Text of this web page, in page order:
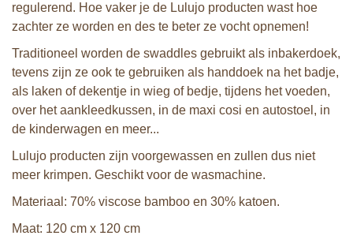
regulerend. Hoe vaker je de Lulujo producten wast hoe
zachter ze worden en des te beter ze vocht opnemen!
Traditioneel worden de swaddles gebruikt als inbakerdoek,
tevens zijn ze ook te gebruiken als handdoek na het badje,
als laken of dekentje in wieg of bedje, tijdens het voeden,
over het aankleedkussen, in de maxi cosi en autostoel, in
de kinderwagen en meer...
Lulujo producten zijn voorgewassen en zullen dus niet
meer krimpen. Geschikt voor de wasmachine.
Materiaal: 70% viscose bamboo en 30% katoen.
Maat: 120 cm x 120 cm